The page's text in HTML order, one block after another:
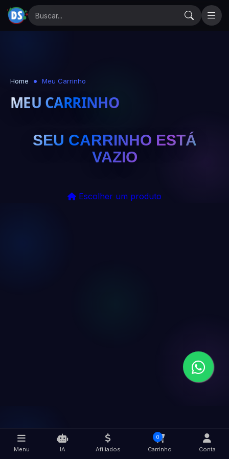
Home Meu Carrinho
MEU CARRINHO
SEU CARRINHO ESTÁ
VAZIO
Escolher um produto
Menu IA Afiliados
0
Carrinho Conta